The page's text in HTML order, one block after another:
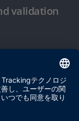
validation